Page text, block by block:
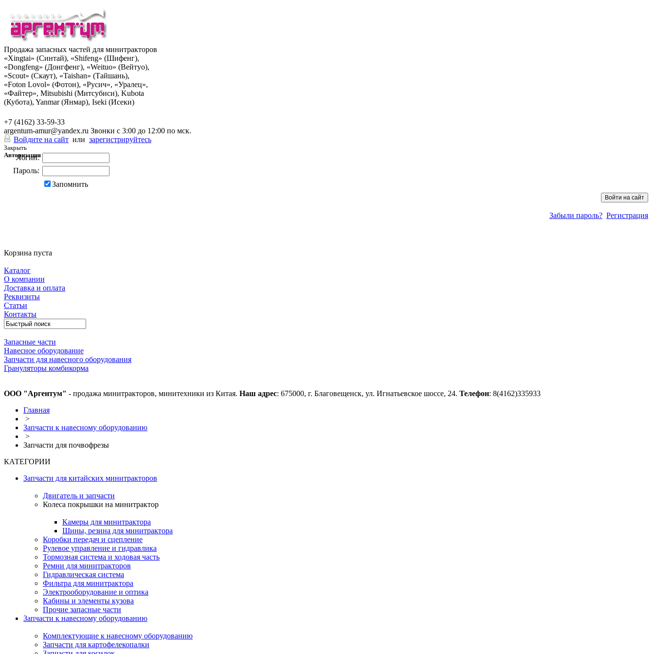
Продажа запасных частей для минитракторов
«Xingtai» (Синтай), «Shifeng» (Шифенг),
«Dongfeng» (Донгфенг), «Weituo» (Вейтуо),
«Scout» (Скаут), «Taishan» (Тайшань),
«Foton Lovol» (Фотон), «Русич», «Уралец»,
«Файтер», Mitsubishi (Митсубиси), Kubota
(Кубота), Yanmar (Янмар), Iseki (Исеки)
+7 (4162) 33-59-33
argentum-amur@yandex.ru Звонки с 3:00 до 12:00 по мск.
Войдите на сайт или зарегистрируйтесь
Закрыть
Авторизация
Логин:
Пароль:
Запомнить
Забыли пароль? Регистрация
Корзина пуста
Каталог
О компании
Доставка и оплата
Реквизиты
Статьи
Контакты
Запасные части
Навесное оборудование
Запчасти для навесного оборудования
Грануляторы комбикорма
ООО "Аргентум" - продажа минитракторов, минитехники из Китая. Наш адрес: 675000, г. Благовещенск, ул. Игнатьевское шоссе, 24. Телефон: 8(4162)335933
Главная
>
Запчасти к навесному оборудованию
>
Запчасти для почвофрезы
КАТЕГОРИИ
Запчасти для китайских минитракторов
Двигатель и запчасти
Колеса покрышки на минитрактор
Камеры для минитрактора
Шины, резина для минитрактора
Коробки передач и сцепление
Рулевое управление и гидравлика
Тормозная система и ходовая часть
Ремни для минитракторов
Гидравлическая система
Фильтра для минитрактора
Электрооборудование и оптика
Кабины и элементы кузова
Прочие запасные части
Запчасти к навесному оборудованию
Комплектующие к навесному оборудованию
Запчасти для картофелекопалки